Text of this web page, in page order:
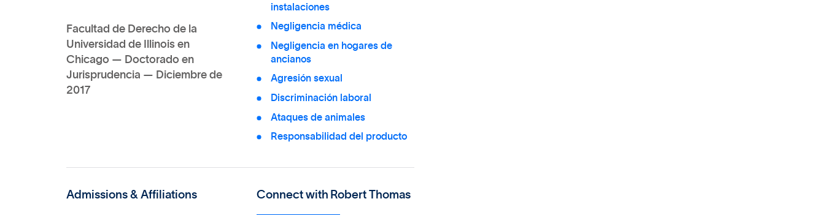
Facultad de Derecho de la
Universidad de Illinois en
Chicago — Doctorado en
Jurisprudencia — Diciembre de
2017
instalaciones
Negligencia médica
Negligencia en hogares de
ancianos
Agresión sexual
Discriminación laboral
Ataques de animales
Responsabilidad del producto
Admissions & Affiliations Connect with Robert Thomas